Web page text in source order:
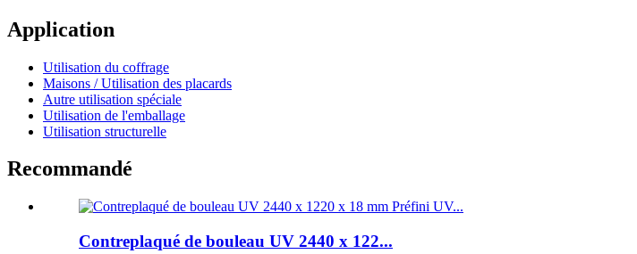
Application
Utilisation du coffrage
Maisons / Utilisation des placards
Autre utilisation spéciale
Utilisation de l'emballage
Utilisation structurelle
Recommandé
Contreplaqué de bouleau UV 2440 x 122...